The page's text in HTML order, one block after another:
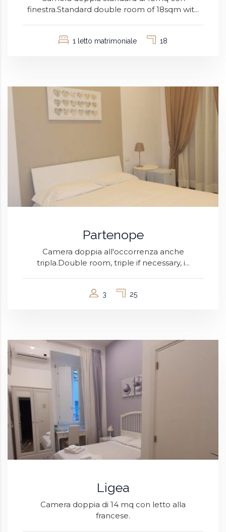
finestra.Standard double room of 18sqm wit...
1 letto matrimoniale 18
Partenope
Camera doppia all'occorrenza anche
tripla.Double room, triple if necessary, i...
3 25
Ligea
Camera doppia di 14 mq con letto alla
francese.